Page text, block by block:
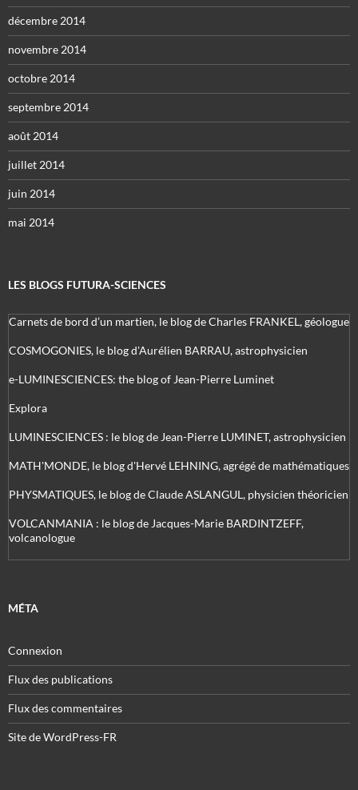
décembre 2014
novembre 2014
octobre 2014
septembre 2014
août 2014
juillet 2014
juin 2014
mai 2014
LES BLOGS FUTURA-SCIENCES
Carnets de bord d’un martien, le blog de Charles FRANKEL, géologue
COSMOGONIES, le blog d'Aurélien BARRAU, astrophysicien
e-LUMINESCIENCES: the blog of Jean-Pierre Luminet
Explora
LUMINESCIENCES : le blog de Jean-Pierre LUMINET, astrophysicien
MATH'MONDE, le blog d'Hervé LEHNING, agrégé de mathématiques
PHYSMATIQUES, le blog de Claude ASLANGUL, physicien théoricien
VOLCANMANIA : le blog de Jacques-Marie BARDINTZEFF,
volcanologue
MÉTA
Connexion
Flux des publications
Flux des commentaires
Site de WordPress-FR